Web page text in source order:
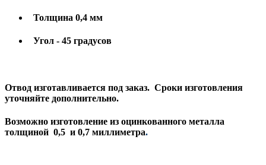
Толщина 0,4 мм
Угол - 45 градусов
Отвод изготавливается под заказ. Сроки изготовления
уточняйте дополнительно.
Возможно изготовление из оцинкованного металла
толщиной 0,5 и 0,7 миллиметра.